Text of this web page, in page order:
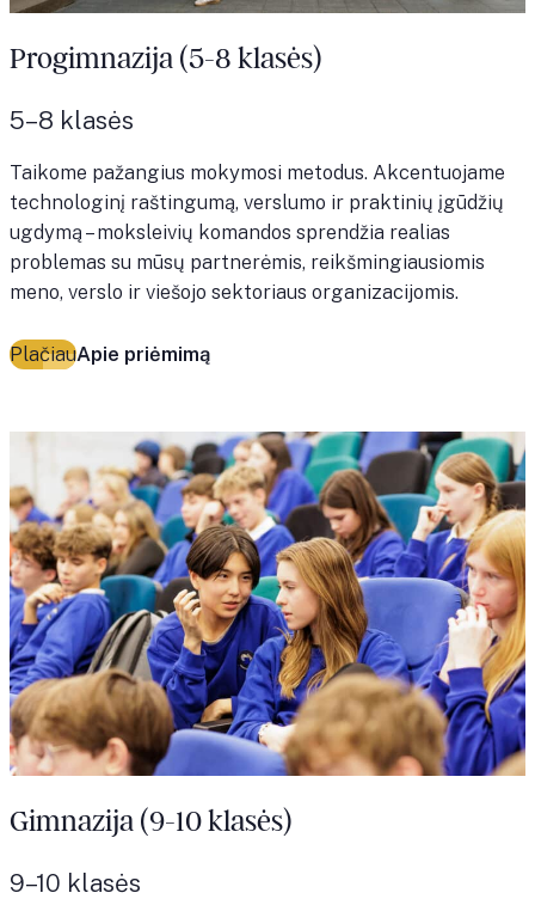
Progimnazija (5-8 klasės)
5–8 klasės
Taikome pažangius mokymosi metodus. Akcentuojame
technologinį raštingumą, verslumo ir praktinių įgūdžių
ugdymą – moksleivių komandos sprendžia realias
problemas su mūsų partnerėmis, reikšmingiausiomis
meno, verslo ir viešojo sektoriaus organizacijomis.
PlačiauApie priėmimą
Gimnazija (9-10 klasės)
9–10 klasės